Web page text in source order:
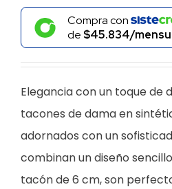
Compra con
de $45.834/
Elegancia con un toque de
tacones de dama en
adornados con un
combinan un diseño
tacón de 6 cm, son